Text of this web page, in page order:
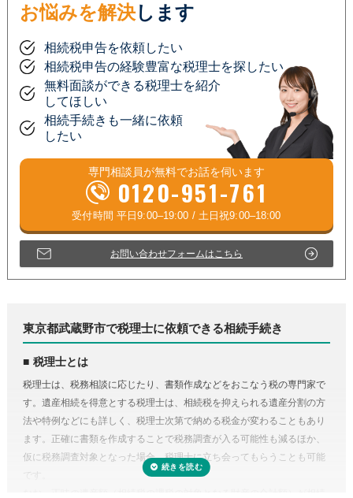
お悩みを解決します
相続税申告を依頼したい
相続税申告の経験豊富な税理士を探したい
無料面談ができる税理士を紹介
してほしい
相続手続きも一緒に依頼
したい
専門相談員が無料でお話を伺います
0120-951-761
お問い合わせフォームはこちら
東京都武蔵野市で税理士に依頼できる相続手続き
税理士とは
税理士は、税務相談に応じたり、書類作成などをおこなう税の専門家で
す。遺産相続を得意とする税理士は、相続税を抑えられる遺産分割の方
法や特例などにも詳しく、税理士次第で納める税金が変わることもあり
ます。正確に書類を作成することで税務調査が入る可能性も減るほか、
仮に税務調査対象となった場合、税理士に立ち会ってもらうことも可能
です。